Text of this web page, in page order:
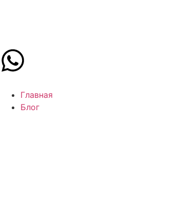
Главная
Блог